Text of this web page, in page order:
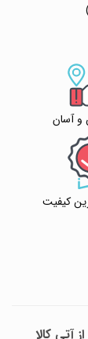
و آسان
کیفیت
آتی کالا